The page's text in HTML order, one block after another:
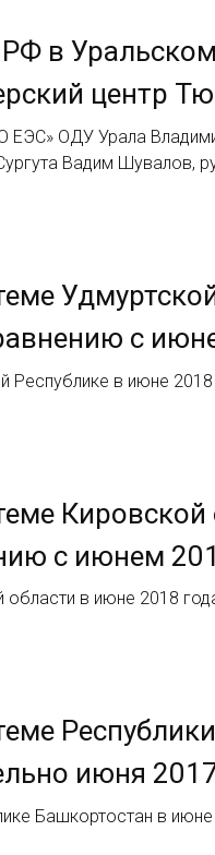
в
центр
ЕЭС» ОДУ Урала
Вадим Шувалов,
с
в июне
с июнем
в июне 2018
июня
Башкортостан в